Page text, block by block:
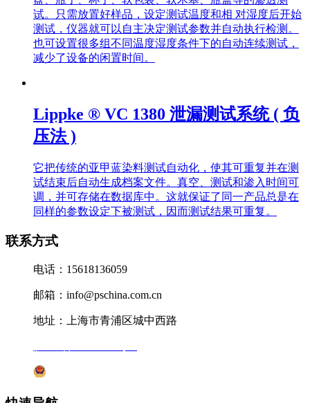
试。只需放置好样品，设定测试温度和相 对湿度后开始
测试，仪器就可以自主决定测试参数并自动执行检测。
也可设置很多组不同温度湿度条件下的自动连续测试，
减少了设备的闲置时间。
Lippke ® VC 1380 泄漏测试系统 ( 负
压法 )
它把传统的亚甲蓝染料测试自动化，使其可重复并在测
试结束后自动生成档案文件。真空、测试和渗入时间可
调，并可存储在数据库中。这就保证了同一产品总是在
同样的参数设定下被测试，因而测试结果可重复。
联系方式
电话：15618136059
邮箱：info@pschina.com.cn
地址：上海市青浦区城中西路